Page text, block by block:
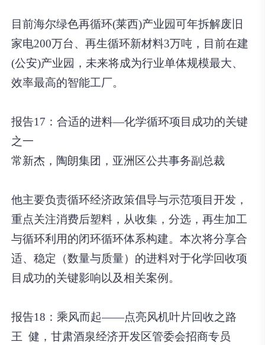
目前海尔绿色再循环(莱西)产业园可年拆解废旧
家电200万台、再生循环新材料3万吨，目前在建
(公安)产业园，未来将成为行业单体规模最大、
效率最高的智能工厂。
报告17：合适的进料—化学循环项目成功的关键
之一
常新杰，陶朗集团，亚洲区公共事务副总裁
他主要负责循环经济政策倡导与示范项目开发，
重点关注消费后塑料，从收集，分选，再生加工
与循环利用的闭环循环体系构建。本次将分享合
适、稳定（数量与质量）的进料对于化学回收项
目成功的关键影响以及相关案例。
报告18：乘风而起——点亮风机叶片回收之路
王 健，甘肃酒泉经济开发区管委会招商专员